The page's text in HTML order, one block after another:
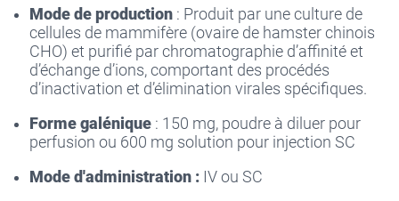
Mode de production : Produit par une culture de
cellules de mammifère (ovaire de hamster chinois
CHO) et purifié par chromatographie d’affinité et
d’échange d’ions, comportant des procédés
d’inactivation et d’élimination virales spécifiques.
Forme galénique : 150 mg, poudre à diluer pour
perfusion ou 600 mg solution pour injection SC
Mode d'administration : IV ou SC